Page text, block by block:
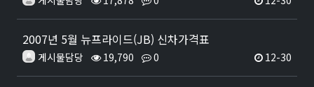
2007년 5월 뉴프라이드(JB) 신차가격표
게시물담당 19,790 0 12-30